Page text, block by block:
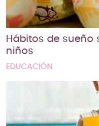
Hábitos de sueño
niños
EDUCACIÓN